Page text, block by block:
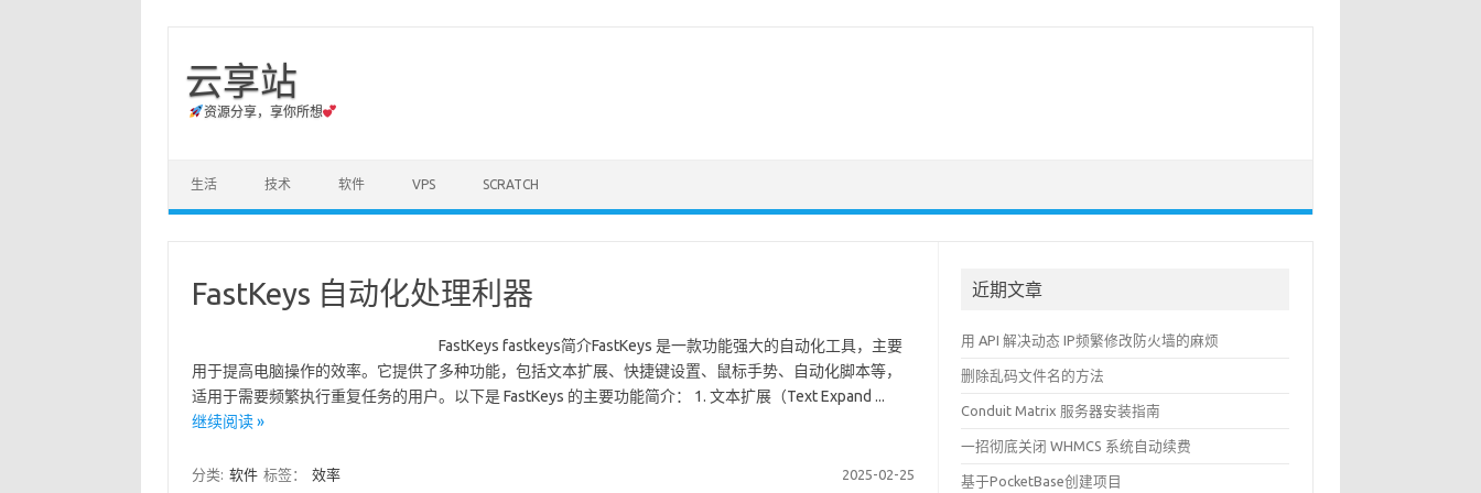
云享站
资源分享，享你所想
生活 技术 软件 VPS SCRATCH
FastKeys 自动化处理利器
FastKeys fastkeys简介FastKeys 是一款功能强大的自动化工具，主要
用于提高电脑操作的效率。它提供了多种功能，包括文本扩展、快捷键设置、鼠标手势、自动化脚本等，
适用于需要频繁执行重复任务的用户。以下是 FastKeys 的主要功能简介： 1. 文本扩展（Text Expand ...
继续阅读 »
分类: 软件 标签： 效率 2025-02-25
近期文章
用 API 解决动态 IP频繁修改防火墙的麻烦
删除乱码文件名的方法
Conduit Matrix 服务器安装指南
一招彻底关闭 WHMCS 系统自动续费
基于PocketBase创建项目